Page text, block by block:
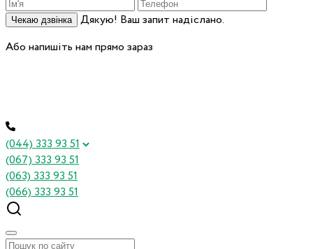
Чекаю дзвінка
Дякую! Ваш запит надіслано.
Або напишіть нам прямо зараз
(044) 333 93 51
(067) 333 93 51
(063) 333 93 51
(066) 333 93 51